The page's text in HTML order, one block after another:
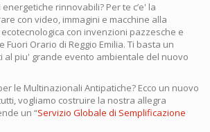
rinnovabili? Per te c’e' la
con video, immagini e macchine alla
con invenzioni pazzesche e
Fuori Orario di Reggio Emilia. Ti basta un
al piu' grande evento ambientale del nuovo
le Multinazionali Antipatiche? Ecco un nuovo
vogliamo costruire la nostra allegra
un “Servizio Globale di Semplificazione